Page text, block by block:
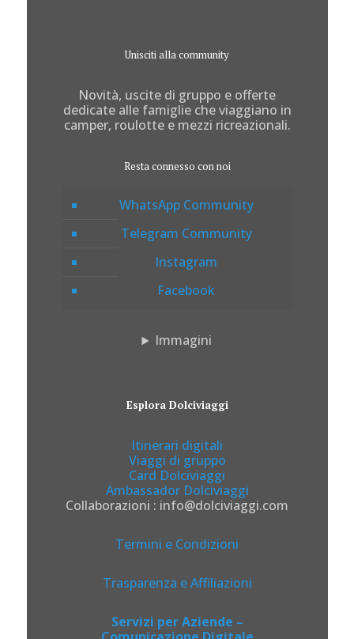
Unisciti alla community
Novità, uscite di gruppo e offerte
dedicate alle famiglie che viaggiano in
camper, roulotte e mezzi ricreazionali.
Resta connesso con noi
WhatsApp Community
Telegram Community
Instagram
Facebook
Immagini
Esplora Dolciviaggi
Itinerari digitali
Viaggi di gruppo
Card Dolciviaggi
Ambassador Dolciviaggi
Collaborazioni : info@dolciviaggi.com
Termini e Condizioni
Trasparenza e Affiliazioni
Servizi per Aziende –